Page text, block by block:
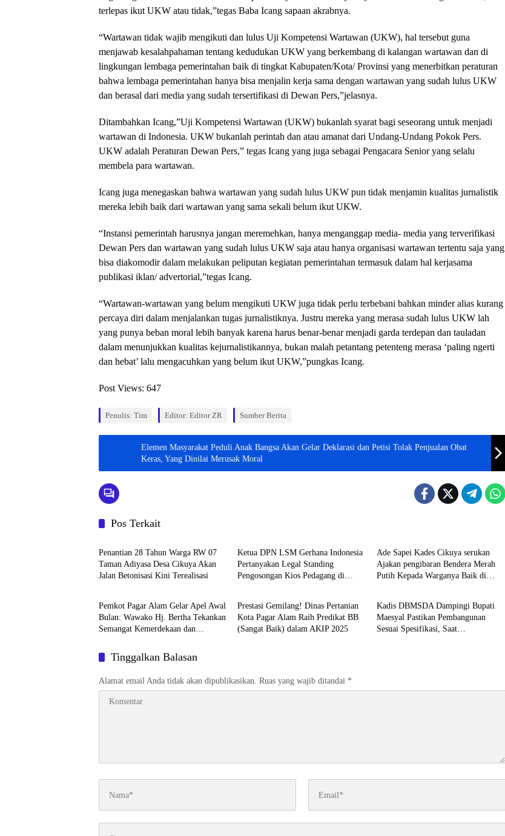
terlepas ikut UKW atau tidak,”tegas Baba Icang sapaan akrabnya.
“Wartawan tidak wajib mengikuti dan lulus Uji Kompetensi Wartawan (UKW), hal tersebut guna
menjawab kesalahpahaman tentang kedudukan UKW yang berkembang di kalangan wartawan dan di
lingkungan lembaga pemerintahan baik di tingkat Kabupaten/Kota/ Provinsi yang menerbitkan peraturan
bahwa lembaga pemerintahan hanya bisa menjalin kerja sama dengan wartawan yang sudah lulus UKW
dan berasal dari media yang sudah tersertifikasi di Dewan Pers,”jelasnya.
Ditambahkan Icang,”Uji Kompetensi Wartawan (UKW) bukanlah syarat bagi seseorang untuk menjadi
wartawan di Indonesia. UKW bukanlah perintah dan atau amanat dari Undang-Undang Pokok Pers.
UKW adalah Peraturan Dewan Pers,” tegas Icang yang juga sebagai Pengacara Senior yang selalu
membela para wartawan.
Icang juga menegaskan bahwa wartawan yang sudah lulus UKW pun tidak menjamin kualitas jurnalistik
mereka lebih baik dari wartawan yang sama sekali belum ikut UKW.
“Instansi pemerintah harusnya jangan meremehkan, hanya menganggap media- media yang terverifikasi
Dewan Pers dan wartawan yang sudah lulus UKW saja atau hanya organisasi wartawan tertentu saja yang
bisa diakomodir dalam melakukan peliputan kegiatan pemerintahan termasuk dalam hal kerjasama
publikasi iklan/ advertorial,”tegas Icang.
“Wartawan-wartawan yang belum mengikuti UKW juga tidak perlu terbebani bahkan minder alias kurang
percaya diri dalam menjalankan tugas jurnalistiknya. Justru mereka yang merasa sudah lulus UKW lah
yang punya beban moral lebih banyak karena harus benar-benar menjadi garda terdepan dan tauladan
dalam menunjukkan kualitas kejurnalistikannya, bukan malah petantang petenteng merasa ‘paling ngerti
dan hebat’ lalu mengacuhkan yang belum ikut UKW,”pungkas Icang.
Post Views: 647
Penulis: Tim Editor: Editor ZR Sumber Berita
Elemen Masyarakat Peduli Anak Bangsa Akan Gelar Deklarasi dan Petisi Tolak Penjualan Obat
Keras, Yang Dinilai Merusak Moral
Pos Terkait
Daerah
Penantian 28 Tahun Warga RW 07
Taman Adiyasa Desa Cikuya Akan
Jalan Betonisasi Kini Terealisasi
Ketua DPN LSM Gerhana Indonesia
Pertanyakan Legal Standing
Pengosongan Kios Pedagang di
Ade Sapei Kades Cikuya serukan
Ajakan pengibaran Bendera Merah
Putih Kepada Warganya Baik di
Pemkot Pagar Alam Gelar Apel Awal
Bulan: Wawako Hj. Bertha Tekankan
Semangat Kemerdekaan dan
Headline
Prestasi Gemilang! Dinas Pertanian
Kota Pagar Alam Raih Predikat BB
(Sangat Baik) dalam AKIP 2025
Headline
Kadis DBMSDA Dampingi Bupati
Maesyal Pastikan Pembangunan
Sesuai Spesifikasi, Saat
Tinggalkan Balasan
Alamat email Anda tidak akan dipublikasikan. Ruas yang wajib ditandai *